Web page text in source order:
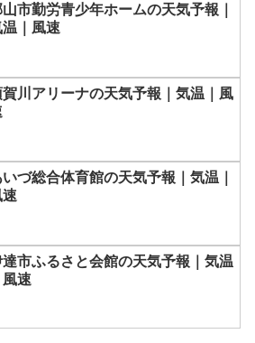
市勤労青少年ホームの天気予報｜
温｜風速
賀川アリーナの天気予報｜気温｜風
いづ総合体育館の天気予報｜気温｜
速
達市ふるさと会館の天気予報｜気温
風速